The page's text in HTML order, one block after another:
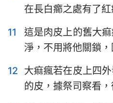
在長白癤之處有了紅
11
這是肉皮上的舊大
淨，不用將他關鎖
12
大痲瘋若在皮上四
的皮，據祭司察看